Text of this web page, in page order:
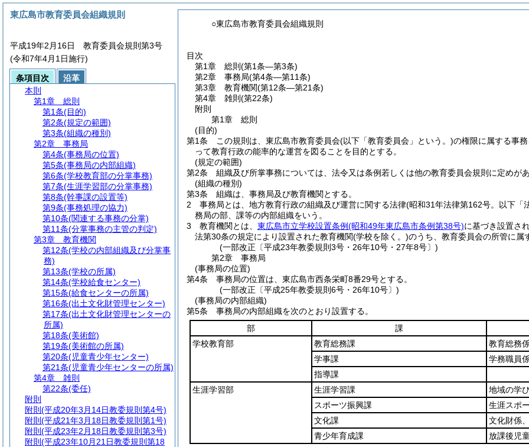
○東広島市教育委員会組織規則
目次
第1章
総則 (第1条―第3条)
第2章
事務局(第4条―第11条)
第3章
教育機関(第12条―第21条)
第4章
雑則 (第22条)
附則
第1章
総則
(目的)
第1条
この規則は、東広島市教育委員会(以下「教育委員会」という。)の権限に属する事
って教育行政の能率的な運営を図ることを目的とする。
(規定の範囲)
第2条
組織及び所掌事務については、法令又は条例若しくは他の教育委員会規則に定めが
(組織の種別)
第3条
組織は、事務局及び教育機関とする。
2
事務局とは、地方教育行政の組織及び運営に関する法律(昭和31年法律第162号。以下「
務局の部、課等の内部組織をいう。
3
教育機関とは、 東広島市立学校設置条例(昭和49年東広島市条例第38号)に基づき設置さ
法第30条の規定により設置された教育機関(学校を除く。)のうち、教育委員会の所管に属
(一部改正〔平成23年教委規則3号・26年10号・27年8号〕)
第2章
事務局
(事務局の位置)
第4条
事務局の位置は、東広島市西条栄町8番29号とする。
(一部改正〔平成25年教委規則6号・26年10号〕)
(事務局の内部組織)
第5条
事務局の内部組織を次のとおり設置する。
部
課
学校教育部
教育総務課
教育総務
学事課
学務職員
指導課
生涯学習部
生涯学習課
地域の学
スポーツ振興課
生涯スポ
文化課
文化財係
青少年育成課
放課後児
東広島市教育委員会組織規則
平成19年2月16日 教育委員会規則第3号
(令和7年4月1日施行)
条項目次
沿革
本則
第1章
総則
第1条(目的)
第2条(規定の範囲)
第3条(組織の種別)
第2章
事務局
第4条(事務局の位置)
第5条(事務局の内部組織)
第6条(学校教育部の分掌事務)
第7条(生涯学習部の分掌事務)
第8条(幹事課の設置等)
第9条(事務処理の協力)
第10条(関連する事務の分掌)
第11条(分掌事務の主管の判定)
第3章
教育機関
第12条(学校の内部組織及び分掌事
務)
第13条(学校の所属)
第14条(学校給食センター)
第15条(給食センターの所属)
第16条(出土文化財管理センター)
第17条(出土文化財管理センターの
所属)
第18条(美術館)
第19条(美術館の所属)
第20条(児童青少年センター)
第21条(児童青少年センターの所属)
第4章
雑則
第22条(委任)
附則
附則 (平成20年3月14日教委規則第4号)
附則 (平成21年3月18日教委規則第1号)
附則 (平成23年2月18日教委規則第3号)
附則 (平成23年10月21日教委規則第18